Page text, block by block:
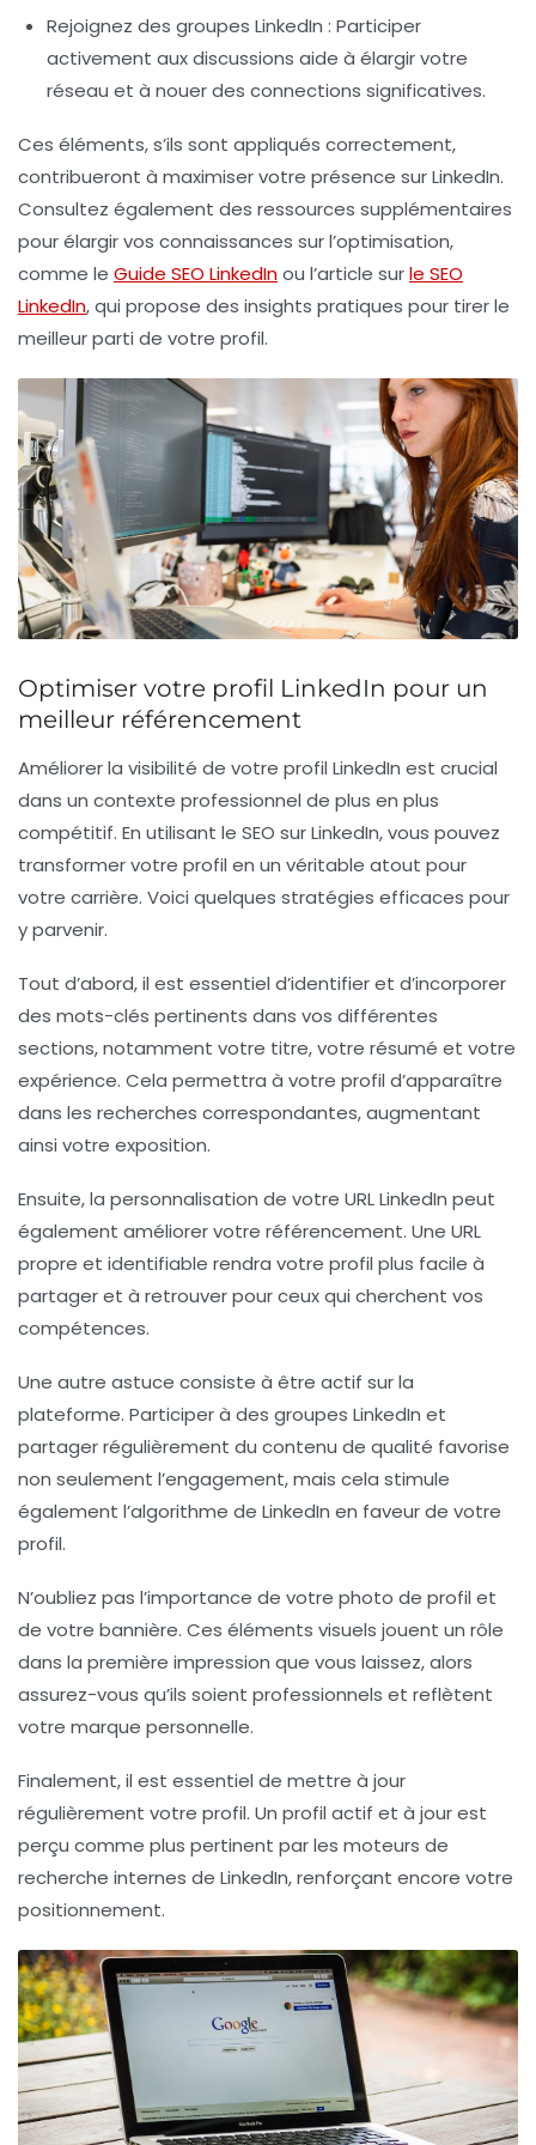
Rejoignez des groupes LinkedIn : Participer
activement aux discussions aide à élargir votre
réseau et à nouer des connections significatives.
Ces éléments, s’ils sont appliqués correctement,
contribueront à maximiser votre présence sur LinkedIn.
Consultez également des ressources supplémentaires
pour élargir vos connaissances sur l’optimisation,
comme le Guide SEO LinkedInou l’article surle SEO
LinkedIn, qui propose des insights pratiques pour tirer le
meilleur parti de votre profil.
Optimiser votre profil LinkedIn pour un
meilleur référencement
Améliorer la visibilité de votre profil LinkedIn est crucial
dans un contexte professionnel de plus en plus
compétitif. En utilisant le SEO sur LinkedIn, vous pouvez
transformer votre profil en un véritable atout pour
votre carrière. Voici quelques stratégies efficaces pour
y parvenir.
Tout d’abord, il est essentiel d’identifier et d’incorporer
des mots-clés pertinents dans vos différentes
sections, notamment votre titre, votre résumé et votre
expérience. Cela permettra à votre profil d’apparaître
dans les recherches correspondantes, augmentant
ainsi votre exposition.
Ensuite, la personnalisation de votre URLLinkedIn peut
également améliorer votre référencement. Une URL
propre et identifiable rendra votre profil plus facile à
partager et à retrouver pour ceux qui cherchent vos
compétences.
Une autre astuce consiste à être actif sur la
plateforme. Participer à des groupes LinkedIn et
partager régulièrement du contenu de qualité favorise
non seulement l’engagement, mais cela stimule
également l’algorithme de LinkedIn en faveur de votre
profil.
N’oubliez pas l’importance de votre photo de profil et
de votre bannière. Ces éléments visuels jouent un rôle
dans la première impression que vous laissez, alors
assurez-vous qu’ils soient professionnels et reflètent
votre marque personnelle.
Finalement, il est essentiel de mettre à jour
régulièrement votre profil. Un profil actif et à jour est
perçu comme plus pertinent par les moteurs de
recherche internes de LinkedIn, renforçant encore votre
positionnement.